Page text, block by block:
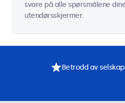
svare på alle spørsmålene
utendørsskjermer.
Betrodd av